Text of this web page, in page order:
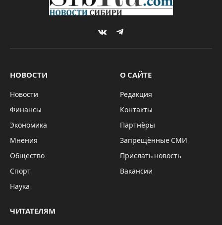
VKontakteTelegram
НОВОСТИ
Новости
Финансы
Экономика
Мнения
Общество
Спорт
Наука
О САЙТЕ
Редакция
Контакты
Партнёры
Запрещённые СМИ
Прислать новость
Вакансии
ЧИТАТЕЛЯМ